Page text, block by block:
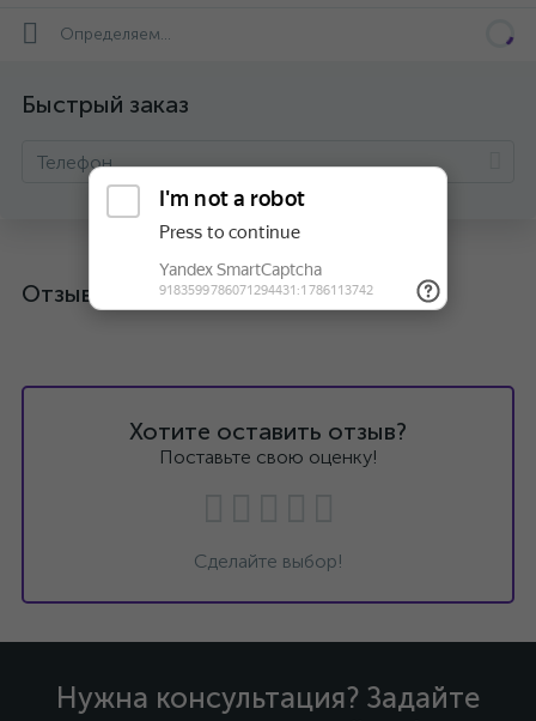
Определяем...
Быстрый заказ
Отзывы
Хотите оставить отзыв?
Поставьте свою оценку!
Сделайте выбор!
Нужна консультация? Задайте